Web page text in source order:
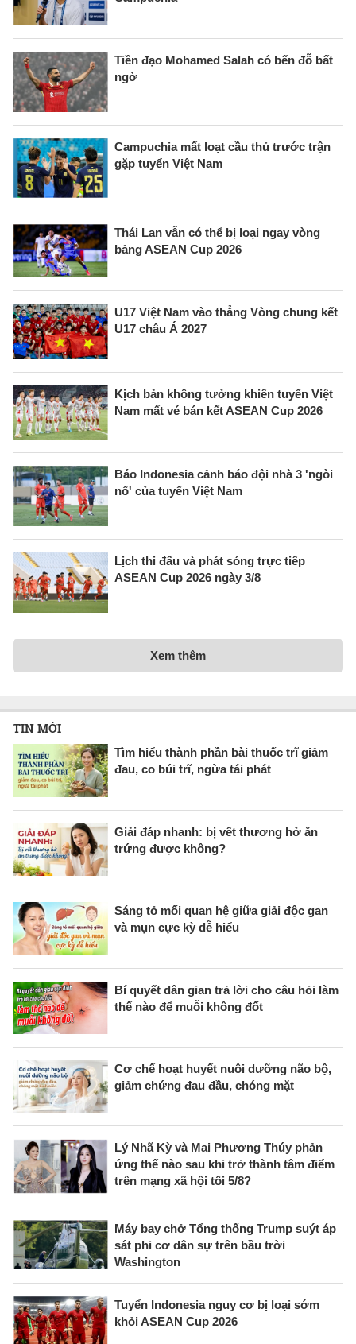
Tiền đạo Mohamed Salah có bến đỗ bất
ngờ
Campuchia mất loạt cầu thủ trước trận
gặp tuyển Việt Nam
Thái Lan vẫn có thể bị loại ngay vòng
bảng ASEAN Cup 2026
U17 Việt Nam vào thẳng Vòng chung kết
U17 châu Á 2027
Kịch bản không tưởng khiến tuyển Việt
Nam mất vé bán kết ASEAN Cup 2026
Báo Indonesia cảnh báo đội nhà 3 'ngòi
nổ' của tuyển Việt Nam
Lịch thi đấu và phát sóng trực tiếp
ASEAN Cup 2026 ngày 3/8
Xem thêm
TIN MỚI
Tìm hiểu thành phần bài thuốc trĩ giảm
đau, co búi trĩ, ngừa tái phát
Giải đáp nhanh: bị vết thương hở ăn
trứng được không?
Sáng tỏ mối quan hệ giữa giải độc gan
và mụn cực kỳ dễ hiểu
Bí quyết dân gian trả lời cho câu hỏi làm
thế nào để muỗi không đốt
Cơ chế hoạt huyết nuôi dưỡng não bộ,
giảm chứng đau đầu, chóng mặt
Lý Nhã Kỳ và Mai Phương Thúy phản
ứng thế nào sau khi trở thành tâm điểm
trên mạng xã hội tối 5/8?
Máy bay chở Tổng thống Trump suýt áp
sát phi cơ dân sự trên bầu trời
Washington
Tuyển Indonesia nguy cơ bị loại sớm
khỏi ASEAN Cup 2026